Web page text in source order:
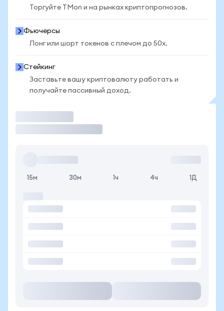
Торгуйте TMon и на рынках криптопрогнозов.
Фьючерсы
Лонг или шорт токенов с плечом до 50x.
Стейкинг
Заставьте вашу криптовалюту работать и
получайте пассивный доход.
15м 30м 1ч 4ч 1Д